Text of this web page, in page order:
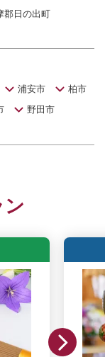
郡日の出町
浦安市
柏市
野田市
ン